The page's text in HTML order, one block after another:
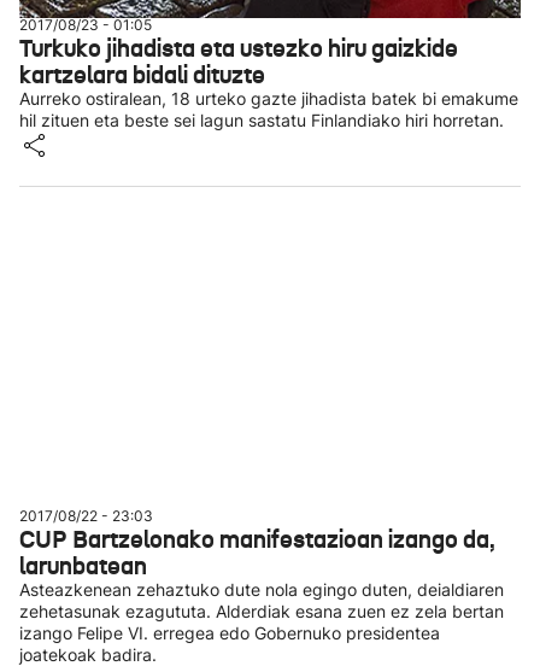
2017/08/23 - 01:05
Turkuko jihadista eta ustezko hiru gaizkide
kartzelara bidali dituzte
Aurreko ostiralean, 18 urteko gazte jihadista batek bi emakume
hil zituen eta beste sei lagun sastatu Finlandiako hiri horretan.
2017/08/22 - 23:03
CUP Bartzelonako manifestazioan izango da,
larunbatean
Asteazkenean zehaztuko dute nola egingo duten, deialdiaren
zehetasunak ezagututa. Alderdiak esana zuen ez zela bertan
izango Felipe VI. erregea edo Gobernuko presidentea
joatekoak badira.